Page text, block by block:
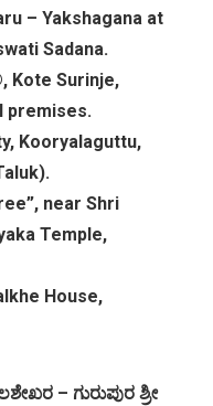
– Yakshagana at
Sadana.
Kote Surinje,
premises.
Kooryalaguttu,
near Shri
Temple,
House,
– ಗುರುಪುರ ಶ್ರೀ